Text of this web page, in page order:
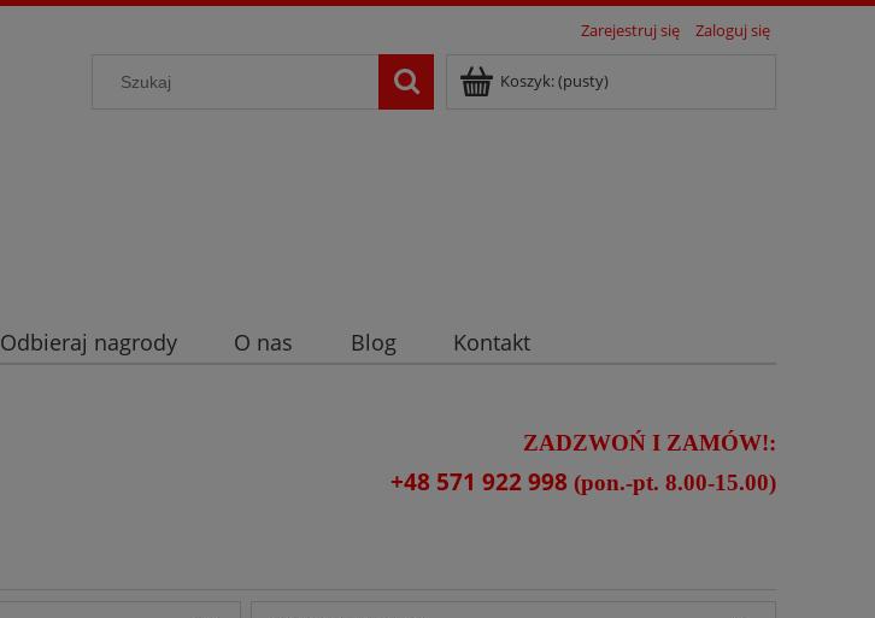
Zarejestruj się Zaloguj się
Koszyk:(pusty)
Odbieraj nagrody O nas Blog Kontakt
ZADZWOŃ I ZAMÓW!:
+48 571 922 998 (pon.-pt. 8.00-15.00)